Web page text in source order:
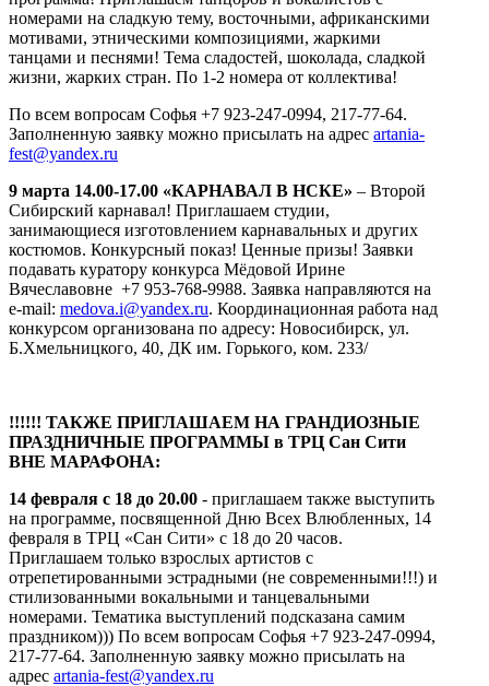
номерами на сладкую тему, восточными, африканскими
мотивами, этническими композициями, жаркими
танцами и песнями! Тема сладостей, шоколада, сладкой
жизни, жарких стран. По 1-2 номера от коллектива!
По всем вопросам Софья +7 923-247-0994, 217-77-64.
Заполненную заявку можно присылать на адрес artania-
fest@yandex.ru
9 марта 14.00-17.00 «КАРНАВАЛ В НСКЕ» – Второй
Сибирский карнавал! Приглашаем студии,
занимающиеся изготовлением карнавальных и других
костюмов. Конкурсный показ! Ценные призы! Заявки
подавать куратору конкурса Мёдовой Ирине
Вячеславовне +7 953-768-9988. Заявка направляются на
e-mail: medova.i@yandex.ru. Координационная работа над
конкурсом организована по адресу: Новосибирск, ул.
Б.Хмельницкого, 40, ДК им. Горького, ком. 233/
!!!!!! ТАКЖЕ ПРИГЛАШАЕМ НА ГРАНДИОЗНЫЕ
ПРАЗДНИЧНЫЕ ПРОГРАММЫ в ТРЦ Сан Сити
ВНЕ МАРАФОНА:
14 февраля с 18 до 20.00 - приглашаем также выступить
на программе, посвященной Дню Всех Влюбленных, 14
февраля в ТРЦ «Сан Сити» с 18 до 20 часов.
Приглашаем только взрослых артистов с
отрепетированными эстрадными (не современными!!!) и
стилизованными вокальными и танцевальными
номерами. Тематика выступлений подсказана самим
праздником))) По всем вопросам Софья +7 923-247-0994,
217-77-64. Заполненную заявку можно присылать на
адрес artania-fest@yandex.ru